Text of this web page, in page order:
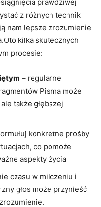
prawdziwej
z różnych technik
‌nam lepsze zrozumienie
​kilka skutecznych
procesie:
– regularne
Pisma może
także głębszej
konkretne prośby
co pomoże
aspekty życia.
czasu w milczeniu‍ i
głos może przynieść